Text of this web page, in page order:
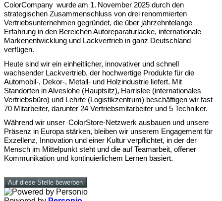
ColorCompany wurde am 1. November 2025 durch den
strategischen Zusammenschluss von drei renommierten
Vertriebsunternehmen gegründet, die über jahrzehntelange
Erfahrung in den Bereichen Autoreparaturlacke, internationale
Markenentwicklung und Lackvertrieb in ganz Deutschland
verfügen.
Heute sind wir ein einheitlicher, innovativer und schnell
wachsender Lackvertrieb, der hochwertige Produkte für die
Automobil-, Dekor-, Metall- und Holzindustrie liefert. Mit
Standorten in Alveslohe (Hauptsitz), Harrislee (internationales
Vertriebsbüro) und Lehrte (Logistikzentrum) beschäftigen wir fast
70 Mitarbeiter, darunter 24 Vertriebsmitarbeiter und 5 Techniker.
Während wir unser ColorStore-Netzwerk ausbauen und unsere
Präsenz in Europa stärken, bleiben wir unserem Engagement für
Exzellenz, Innovation und einer Kultur verpflichtet, in der der
Mensch im Mittelpunkt steht und die auf Teamarbeit, offener
Kommunikation und kontinuierlichem Lernen basiert.
Auf diese Stelle bewerben